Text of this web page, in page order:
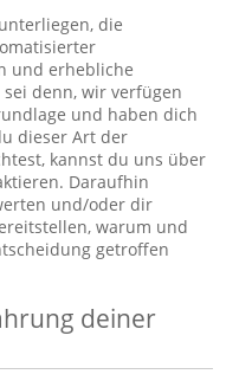
die
und erhebliche
denn, wir verfügen
und haben dich
dieser Art der
kannst du uns über
Daraufhin
und/oder dir
warum und
getroffen
deiner